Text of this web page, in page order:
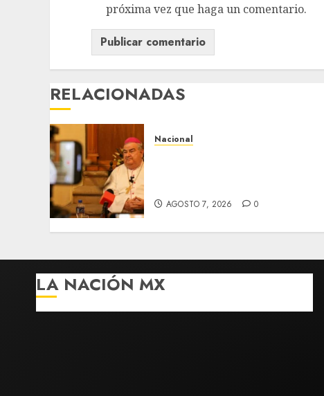
próxima vez que haga un comentario.
RELACIONADAS
Nacional
AGOSTO 7, 2026 0
LA NACIÓN MX